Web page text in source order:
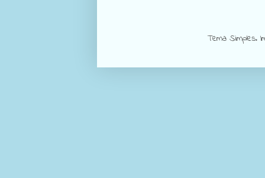
Tema Simples.